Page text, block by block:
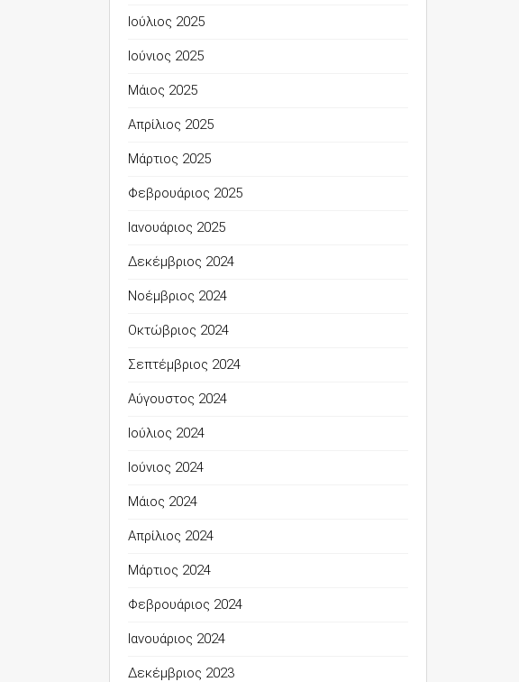
Ιούλιος 2025
Ιούνιος 2025
Μάιος 2025
Απρίλιος 2025
Μάρτιος 2025
Φεβρουάριος 2025
Ιανουάριος 2025
Δεκέμβριος 2024
Νοέμβριος 2024
Οκτώβριος 2024
Σεπτέμβριος 2024
Αύγουστος 2024
Ιούλιος 2024
Ιούνιος 2024
Μάιος 2024
Απρίλιος 2024
Μάρτιος 2024
Φεβρουάριος 2024
Ιανουάριος 2024
Δεκέμβριος 2023